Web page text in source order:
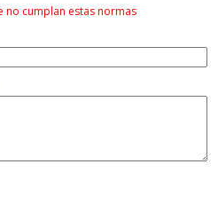
no cumplan estas normas